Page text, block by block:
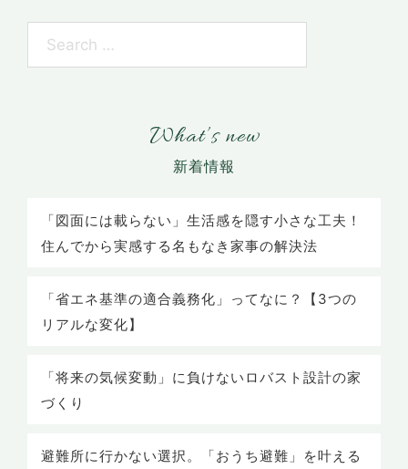
What’s new
「図面には載らない」生活感を隠す小さな工夫！
住んでから実感する名もなき家事の解決法
「省エネ基準の適合義務化」ってなに？【3つの
リアルな変化】
「将来の気候変動」に負けないロバスト設計の家
づくり
避難所に行かない選択。「おうち避難」を叶える